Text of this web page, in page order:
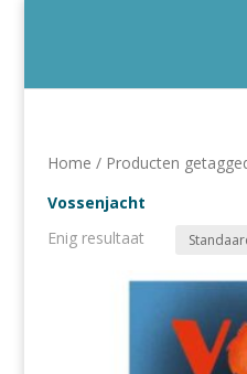
Home / Producten
Vossenjacht
Enig resultaat